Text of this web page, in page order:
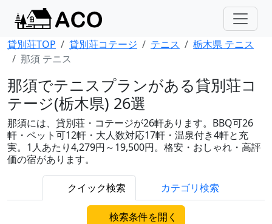
貸別荘TOP 貸別荘コテージ テニス
栃木県 テニス
那須 テニス
那須でテニスプランがある貸別荘コ
テージ(栃木県) 26選
那須には、貸別荘・コテージが26軒あります。BBQ可26
軒・ペット可12軒・大人数対応17軒・温泉付き4軒と充
実。1人あたり4,279円～19,500円。格安・おしゃれ・高評
価の宿があります。
クイック検索 カテゴリ検索
検索条件を開く